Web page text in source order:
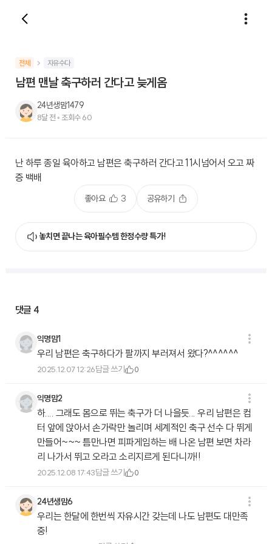
전체 자유수다
남편 맨날 축구하러 간다고 늦게옴
24년생맘1479
8달 전 • 조회수60
난 하루 종일 육아하고 남편은 축구하러 간다고 11시넘어서 오고 짜
증 백배
좋아요 3 공유하기
놓치면 끝나는 육아필수템 한정수량 특가!
댓글 4
익명맘1
우리 남편은 축구하다가 팔까지 부러져서 왔다?^^^^^^
2025.12.07 12:26답글 쓰기 0
익명맘2
하.... 그래도 몸으로 뛰는 축구가 더 나을듯... 우리 남편은 컴
터 앞에 앉아서 손가락만 놀리며 세계적인 축구 선수 다 뛰게
만들어~~~ 틈만나면 피파게임하는 배 나온 남편 보면 차라
리 나가서 뛰고 오라고 소리지르게 된다니까!!
2025.12.08 17:43답글 쓰기 0
24년생맘6
우리는 한달에 한번씩 자유시간 갖는데 나도 남편도 대만족
중!